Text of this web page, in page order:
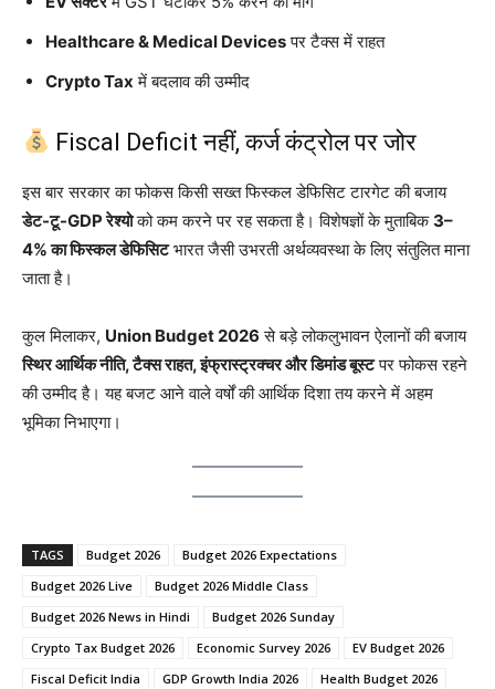
Healthcare & Medical Devicesपर टैक्स में राहत
Crypto Tax में बदलाव की उम्मीद
Fiscal Deficit नहीं, कर्ज कंट्रोल पर जोर
इस बार सरकार का फोकस किसी सख्त फिस्कल डेफिसिट टारगेट की बजाय
डेट-टू-GDP रेश्योको कम करने पर रह सकता है। विशेषज्ञों के मुताबिक 3–
4% का फिस्कल डेफिसिटभारत जैसी उभरती अर्थव्यवस्था के लिए संतुलित माना
जाता है।
कुल मिलाकर, Union Budget 2026 से बड़े लोकलुभावन ऐलानों की बजाय
स्थिर आर्थिक नीति, टैक्स राहत, इंफ्रास्ट्रक्चर और डिमांड बूस्टपर फोकस रहने
की उम्मीद है। यह बजट आने वाले वर्षों की आर्थिक दिशा तय करने में अहम
भूमिका निभाएगा।
TAGS Budget 2026
Budget 2026 Expectations
Budget 2026 Live
Budget 2026 Middle Class
Budget 2026 News in Hindi
Budget 2026 Sunday
Crypto Tax Budget 2026
Economic Survey 2026
EV Budget 2026
Fiscal Deficit India
GDP Growth India 2026
Health Budget 2026